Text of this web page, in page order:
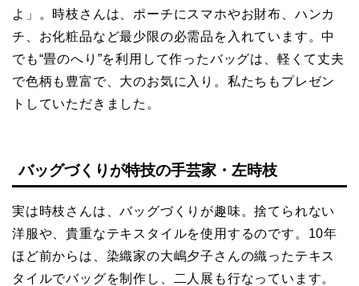
よ」。時枝さんは、ポーチにスマホやお財布、ハンカ
チ、お化粧品など最少限の必需品を入れています。中
でも“畳のへり”を利用して作ったバッグは、軽くて丈夫
で色柄も豊富で、大のお気に入り。私たちもプレゼン
トしていただきました。
バッグづくりが特技の手芸家・左時枝
実は時枝さんは、バッグづくりが趣味。捨てられない
洋服や、貴重なテキスタイルを使用するのです。10年
ほど前からは、染織家の大嶋夕子さんの織ったテキス
タイルでバッグを制作し、二人展も行なっています。